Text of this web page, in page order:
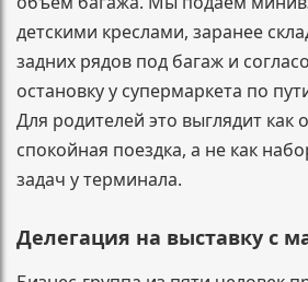
детскими креслами, заранее
задних рядов под багаж и
остановку у супермаркета по
Для родителей это выглядит как
спокойная поездка, а не как
задач у терминала.
Делегация на выставку с